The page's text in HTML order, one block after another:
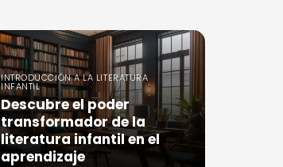
INTRODUCCIÓN A LA LITERATURA
INFANTIL
Descubre el poder
transformador de la
literatura infantil en el
aprendizaje